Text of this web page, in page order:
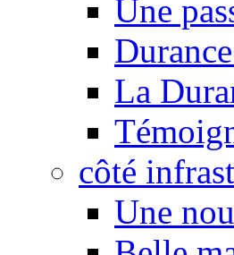
Une
La
côté
Une